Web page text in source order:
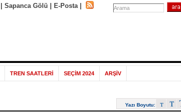
Sapanca Gölü E-Posta|
TREN SAATLERİ SEÇİM 2024 ARŞİV
Yazı Boyutu: